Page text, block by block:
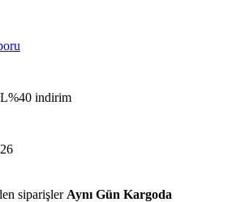
%40 indirim
siparişler Aynı Gün Kargoda